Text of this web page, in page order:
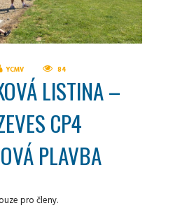
YCMV 84
LISTINA –
CP4
PLAVBA
pro členy.